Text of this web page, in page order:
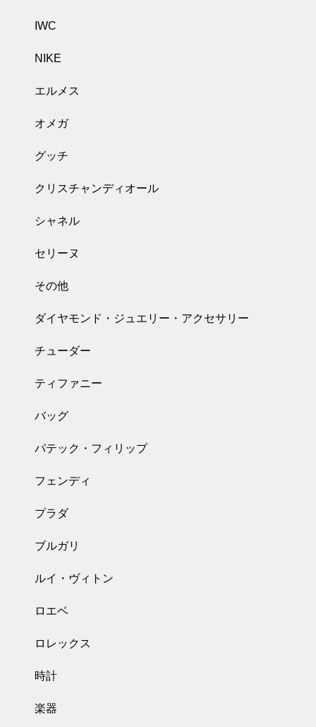
IWC
NIKE
エルメス
オメガ
グッチ
クリスチャンディオール
シャネル
セリーヌ
その他
ダイヤモンド・ジュエリー・アクセサリー
チューダー
ティファニー
バッグ
パテック・フィリップ
フェンディ
プラダ
ブルガリ
ルイ・ヴィトン
ロエベ
ロレックス
時計
楽器